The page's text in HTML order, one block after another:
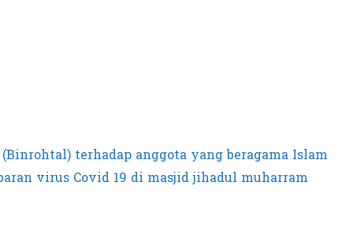
terhadap anggota yang beragama Islam
virus Covid 19 di masjid jihadul muharram